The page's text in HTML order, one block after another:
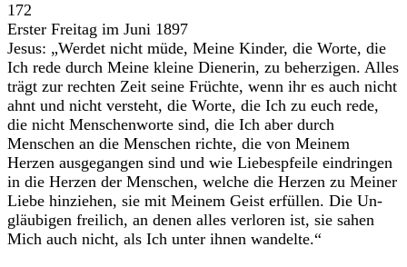
172
Erster Freitag im Juni 1897
Jesus: „Werdet nicht müde, Meine Kinder, die Worte, die
Ich rede durch Meine kleine Dienerin, zu beherzigen. Alles
trägt zur rechten Zeit seine Früchte, wenn ihr es auch nicht
ahnt und nicht versteht, die Worte, die Ich zu euch rede,
die nicht Menschenworte sind, die Ich aber durch
Menschen an die Menschen richte, die von Meinem
Herzen ausgegangen sind und wie Liebespfeile eindringen
in die Herzen der Menschen, welche die Herzen zu Meiner
Liebe hinziehen, sie mit Meinem Geist erfüllen. Die Un-
gläubigen freilich, an denen alles verloren ist, sie sahen
Mich auch nicht, als Ich unter ihnen wandelte.“